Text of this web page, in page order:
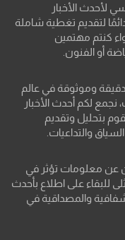
لأحدث الأخبار
لتقديم تغطية شاملة
كنتم مهتمين
أو الفنون.
وموثوقة في عالم
نجمع لكم أحدث الأخبار
بتحليل وتقديم
والتداعيات.
عن معلومات تؤثر في
للبقاء على اطلاع بأحدث
والمصداقية في